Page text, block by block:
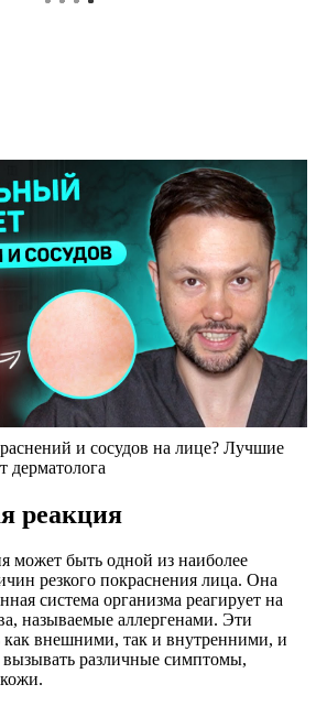
и сосудов на лице? Лучшие
дерматолога
реакция
может быть одной из наиболее
резкого покраснения лица. Она
система организма реагирует на
называемые аллергенами. Эти
как внешними, так и внутренними, и
вызывать различные симптомы,